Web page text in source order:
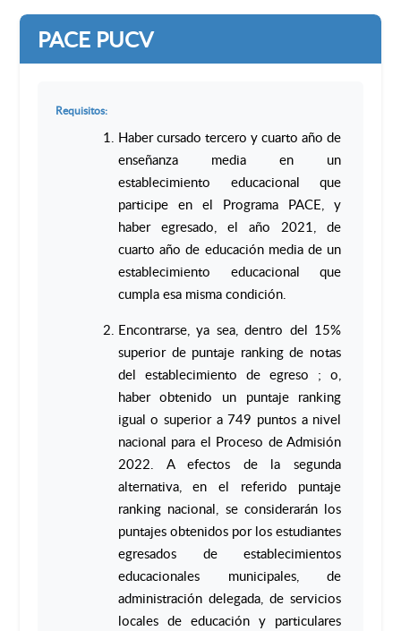
PACE PUCV
Requisitos:
Haber cursado tercero y cuarto año de
enseñanza media en un
establecimiento educacional que
participe en el Programa PACE, y
haber egresado, el año 2021, de
cuarto año de educación media de un
establecimiento educacional que
cumpla esa misma condición.
Encontrarse, ya sea, dentro del 15%
superior de puntaje ranking de notas
del establecimiento de egreso ; o,
haber obtenido un puntaje ranking
igual o superior a 749 puntos a nivel
nacional para el Proceso de Admisión
2022. A efectos de la segunda
alternativa, en el referido puntaje
ranking nacional, se considerarán los
puntajes obtenidos por los estudiantes
egresados de establecimientos
educacionales municipales, de
administración delegada, de servicios
locales de educación y particulares